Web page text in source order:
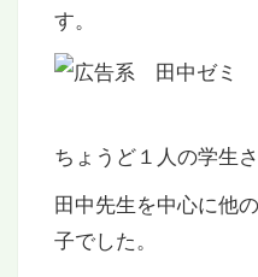
す。
ちょうど１人の学生
田中先生を中心に他
子でした。